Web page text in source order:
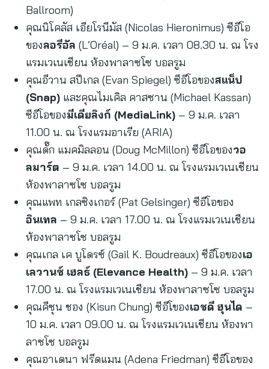
Ballroom)
คุณนิโคลัส เอียโรนีมัส (Nicolas Hieronimus) ซีอีโอ
ของลอรีอัล (L’Oréal) – 9 ม.ค. เวลา 08.30 น. ณ โรง
แรมเวเนเชียน ห้องพาลาซโซ บอลรูม
คุณอีวาน สปีเกล (Evan Spiegel) ซีอีโอของสแน็ป
(Snap) และคุณไมเคิล คาสซาน (Michael Kassan)
ซีอีโอของมีเดียลิงก์ (MediaLink) – 9 ม.ค. เวลา
11.00 น. ณ โรงแรมอาเรีย (ARIA)
คุณดั๊ก แมคมิลลอน (Doug McMillon) ซีอีโอของวอ
ลมาร์ต – 9 ม.ค. เวลา 14.00 น. ณ โรงแรมเวเนเชียน
ห้องพาลาซโซ บอลรูม
คุณแพท เกลซิงเกอร์ (Pat Gelsinger) ซีอีโอของ
อินเทล – 9 ม.ค. เวลา 17.00 น. ณ โรงแรมเวเนเชียน
ห้องพาลาซโซ บอลรูม
คุณเกล เค บูโดรซ์ (Gail K. Boudreaux) ซีอีโอของเอ
เลวานซ์ เฮลธ์ (Elevance Health) – 9 ม.ค. เวลา
17.00 น. ณ โรงแรมเวเนเชียน ห้องพาลาซโซ บอลรูม
คุณคีซุน ชอง (Kisun Chung) ซีอีโของเอชดี ฮุนได –
10 ม.ค. เวลา 09.00 น. ณ โรงแรมเวเนเชียน ห้องพา
ลาซโซ บอลรูม
คุณอาเดนา ฟรีดแมน (Adena Friedman) ซีอีโอของ